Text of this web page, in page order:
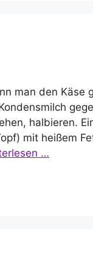
man den Käse
halbieren.
mit heißem
…